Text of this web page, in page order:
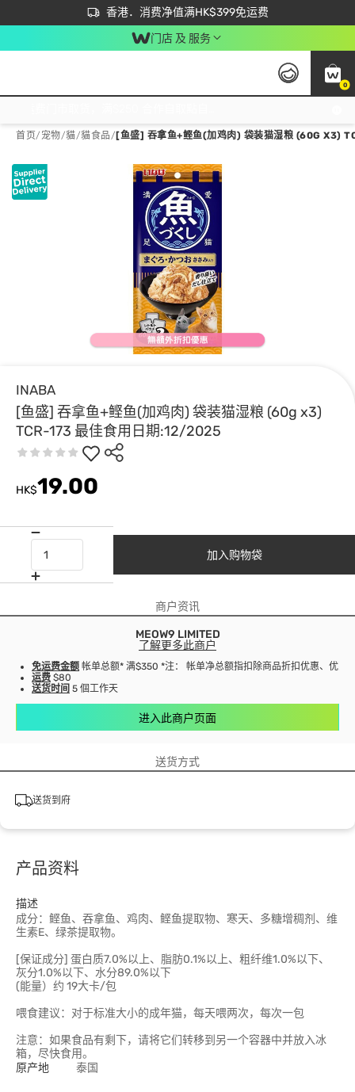
香港．消费净值满HK$399免运费
立即成为易赏钱会员尽享独家优惠
首次APP下单买满$450 输入 NEWAPP 即减$50
门店 及 服务
0
首页/ 宠物/貓/貓食品/ [鱼盛] 吞拿鱼+鲣鱼(加鸡肉) 袋装猫湿粮 (60G X3)
INABA
[鱼盛] 吞拿鱼+鲣鱼(加鸡肉) 袋装猫湿粮 (60g x3)
TCR-173 最佳食用日期:12/2025
HK$19.00
加入购物袋
商户资讯
MEOW9 LIMITED
了解更多此商户
免运费金额 帐单总额* 满$350 *注： 帐单净总额指扣除商品折扣优惠、优惠
运费 $80
送货时间 5 個工作天
进入此商户页面
送货方式
送货到府
产品资料
描述
成分：鲣鱼、吞拿鱼、鸡肉、鲣鱼提取物、寒天、多糖增稠剂、维
生素E、绿茶提取物。
[保证成分] 蛋白质7.0%以上、脂肪0.1%以上、粗纤维1.0%以下、
灰分1.0%以下、水分89.0%以下
(能量）约 19大卡/包
喂食建议：对于标准大小的成年猫，每天喂两次，每次一包
注意：如果食品有剩下，请将它们转移到另一个容器中并放入冰
箱，尽快食用。
原产地
泰国